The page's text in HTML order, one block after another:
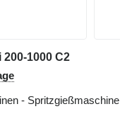
200-1000 C2
- Spritzgießmaschine